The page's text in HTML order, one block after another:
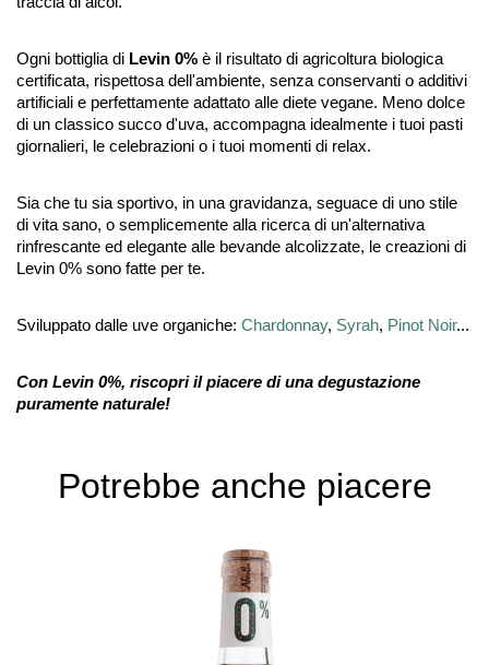
Ogni bottiglia di Levin 0% è il risultato di agricoltura biologica
certificata, rispettosa dell'ambiente, senza conservanti o additivi
artificiali e perfettamente adattato alle diete vegane. Meno dolce
di un classico succo d'uva, accompagna idealmente i tuoi pasti
giornalieri, le celebrazioni o i tuoi momenti di relax.
Sia che tu sia sportivo, in una gravidanza, seguace di uno stile
di vita sano, o semplicemente alla ricerca di un'alternativa
rinfrescante ed elegante alle bevande alcolizzate, le creazioni di
Levin 0% sono fatte per te.
Sviluppato dalle uve organiche: Chardonnay, Syrah, Pinot Noir...
Con Levin 0%, riscopri il piacere di una degustazione
puramente naturale!
Potrebbe anche piacere